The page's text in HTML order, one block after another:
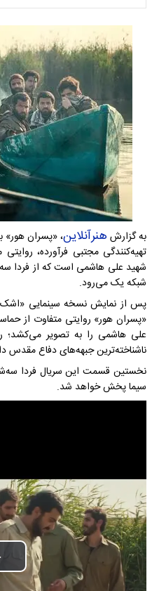
به گزارش هنرآنلاین، «پسران هور»
تهیه‌کنندگی مجتبی فرآورده،
شبکه یک می‌رود.
پس از نمایش نسخه سینمایی «اشک
«پسران هور» روایتی متفاوت از
علی هاشمی را به تصویر می‌کشد؛
ناشناخته‌ترین جبهه‌های دفاع مقدس
سیما پخش خواهد شد.